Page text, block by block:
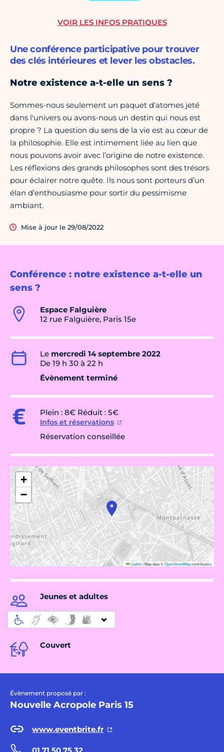
Conférence : notre existence a-t-elle un
sens ?
Espace Falguière
12 rue Falguière, Paris 15e
Le mercredi 14 septembre 2022
De 19 h 30 à 22 h
Évènement terminé
Plein : 8€ Réduit : 5€
Infos et réservations
Réservation conseillée
+
−
Leaflet|Map data ©OpenStreetMapcontributors
Jeunes et adultes
Couvert
Évènement proposé par :
Nouvelle Acropole Paris 15
www.eventbrite.fr
Une conférence participative pour trouver
des clés intérieures et lever les obstacles.
Notre existence a-t-elle un sens ?
Sommes-nous seulement un paquet d'atomes jeté
dans l'univers ou avons-nous un destin qui nous est
propre ? La question du sens de la vie est au cœur de
la philosophie. Elle est intimement liée au lien que
nous pouvons avoir avec l’origine de notre existence.
Les réflexions des grands philosophes sont des trésors
pour éclairer notre quête. Ils nous sont porteurs d’un
élan d’enthousiasme pour sortir du pessimisme
ambiant.
Mise à jour le 29/08/2022
VOIR LES INFOS PRATIQUES